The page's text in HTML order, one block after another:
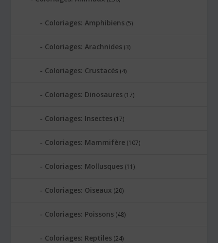
Coloriages: Amphibiens (5)
Coloriages: Arachnides (3)
Coloriages: Crustacés (4)
Coloriages: Dinosaures (17)
Coloriages: Insectes (17)
Coloriages: Mammifère (107)
Coloriages: Mollusques (11)
Coloriages: Oiseaux (20)
Coloriages: Poissons (48)
Coloriages: Reptiles (24)